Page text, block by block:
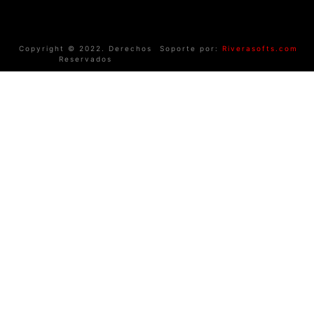
Copyright © 2022. Derechos
Reservados
Soporte por: Riverasofts.com